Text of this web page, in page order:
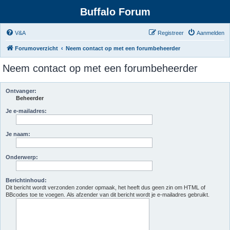
Buffalo Forum
V&A Aanmelden
Registreer
Forumoverzicht Neem contact op met een forumbeheerder
Neem contact op met een forumbeheerder
Ontvanger:
Beheerder
Je e-mailadres:
Je naam:
Onderwerp:
Berichtinhoud:
Dit bericht wordt verzonden zonder opmaak, het heeft dus geen zin om HTML of
BBcodes toe te voegen. Als afzender van dit bericht wordt je e-mailadres gebruikt.